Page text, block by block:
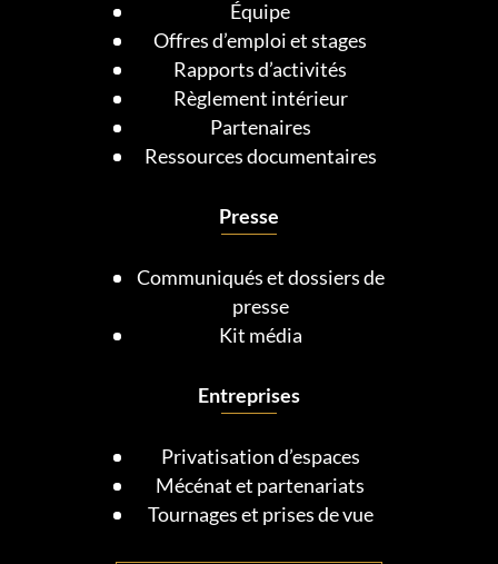
Équipe
Offres d’emploi et stages
Rapports d’activités
Règlement intérieur
Partenaires
Ressources documentaires
Presse
Communiqués et dossiers de
presse
Kit média
Entreprises
Privatisation d’espaces
Mécénat et partenariats
Tournages et prises de vue